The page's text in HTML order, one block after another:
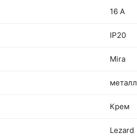
16 А
IP20
Mira
металл
Крем
Lezard